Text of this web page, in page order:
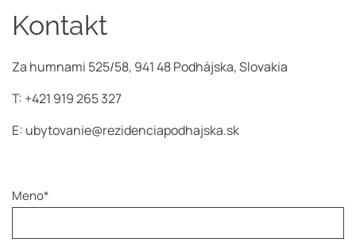
Kontakt
Za humnami 525/58, 941 48 Podhájska, Slovakia
T: +421 919 265 327
E: ubytovanie@rezidenciapodhajska.sk
Meno*